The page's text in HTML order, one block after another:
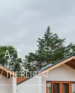
/ THE RETREAT